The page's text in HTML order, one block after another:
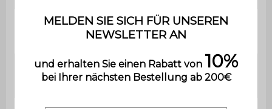
2 Eingangstüren mit Riegel
1 Öffnung mit Riegel für den
Zugang zum Gehege